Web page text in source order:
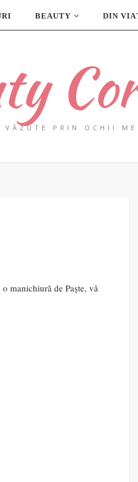
BEAUTY DIN
VĂZUTE PRIN OCHII
manichiură de Paște, vă